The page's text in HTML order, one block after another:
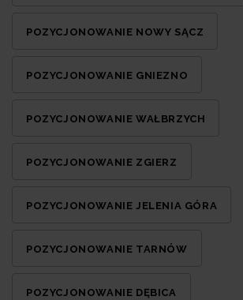
POZYCJONOWANIE NOWY SĄCZ
POZYCJONOWANIE GNIEZNO
POZYCJONOWANIE WAŁBRZYCH
POZYCJONOWANIE ZGIERZ
POZYCJONOWANIE JELENIA GÓRA
POZYCJONOWANIE TARNÓW
POZYCJONOWANIE DĘBICA